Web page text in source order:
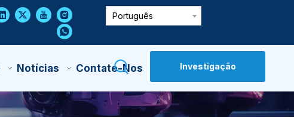
Português
Notícias Contate-Nos Investigação